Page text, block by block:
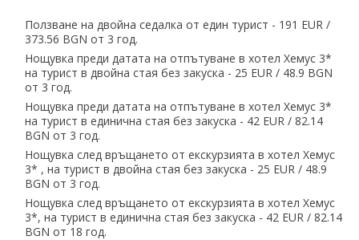
Ползване на двойна седалка от един турист - 191 EUR ∕
373.56 BGN от 3 год.
Нощувка преди датата на отпътуване в хотел Хемус 3*
на турист в двойна стая без закуска - 25 EUR ∕ 48.9 BGN
от 3 год.
Нощувка преди датата на отпътуване в хотел Хемус 3*
на турист в единична стая без закуска - 42 EUR ∕ 82.14
BGN от 3 год.
Нощувка след връщането от екскурзията в хотел Хемус
3* , на турист в двойна стая без закуска - 25 EUR ∕ 48.9
BGN от 3 год.
Нощувка след връщането от екскурзията в хотел Хемус
3*, на турист в единична стая без закуска - 42 EUR ∕ 82.14
BGN от 18 год.